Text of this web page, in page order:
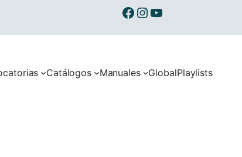
Catálogos Manuales GlobalPlaylists
Ibermusicas en Facebook
Ibermusicas en Instagram
Ibermusicas en Youtube